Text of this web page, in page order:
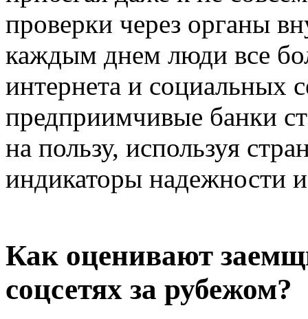
проверки через органы
каждым днем люди все
интернета и социальных
предприимчивые банки
на пользу, используя
индикаторы надежности
Как оценивают
соцсетях за рубежом?